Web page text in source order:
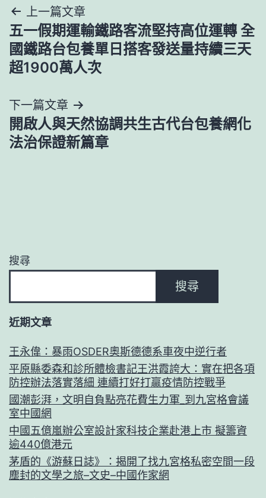
文
章
導
覽
上一篇文章
五一假期運輸鐵路客流堅持高位運轉 全
國鐵路台包養單日搭客發送量持續三天
超1900萬人次
下一篇文章
開啟人與天然協調共生古代台包養網化
法治保證新篇章
搜尋
搜尋
近期文章
王永偉：暴雨OSDER奧斯德德系車夜中逆行者
平原縣委森和診所體檢書記王洪霞誇大：實在把各項
防控辦法落實落細 連續打好打贏疫情防控戰爭
國潮彭湃，文明自負點亮花費生力軍_到九宮格會議
室中國網
中國五億嵐辦公室設計家科技企業赴港上市 擬籌資
逾440億港元
茅盾的《游蘇日誌》：揭開了找九宮格私密空間一段
塵封的文學之旅–文史–中國作家網